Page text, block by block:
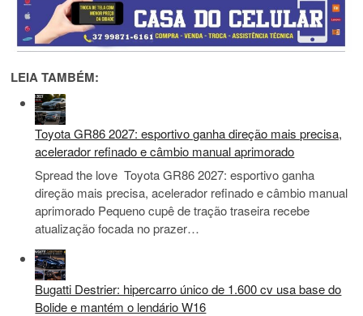
LEIA TAMBÉM:
Toyota GR86 2027: esportivo ganha direção mais precisa,
acelerador refinado e câmbio manual aprimorado
Spread the love Toyota GR86 2027: esportivo ganha
direção mais precisa, acelerador refinado e câmbio manual
aprimorado Pequeno cupê de tração traseira recebe
atualização focada no prazer…
Bugatti Destrier: hipercarro único de 1.600 cv usa base do
Bolide e mantém o lendário W16